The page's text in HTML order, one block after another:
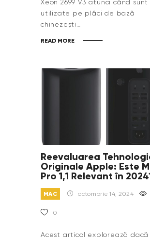
Xeon 2699 V3 atunci când sunt
utilizate pe plăci de bază
chinezești…
READ MORE
Reevaluarea
Originale Apple: Este
Pro 1,1 Relevant în
MAC octombrie 14, 2024
0
Acest articol explorează dacă